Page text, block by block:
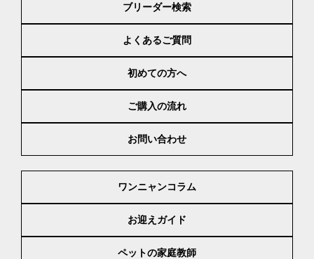
ブリーダー検索
よくあるご質問
初めての方へ
ご購入の流れ
お問い合わせ
ワンニャンコラム
お迎えガイド
ペットの家庭教師